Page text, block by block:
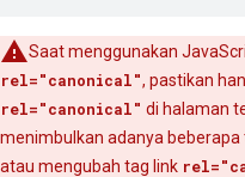
Saat menggunakan
rel="canonical", pastikan
rel="canonical" di halaman
menimbulkan adanya beberapa
atau mengubah tag link